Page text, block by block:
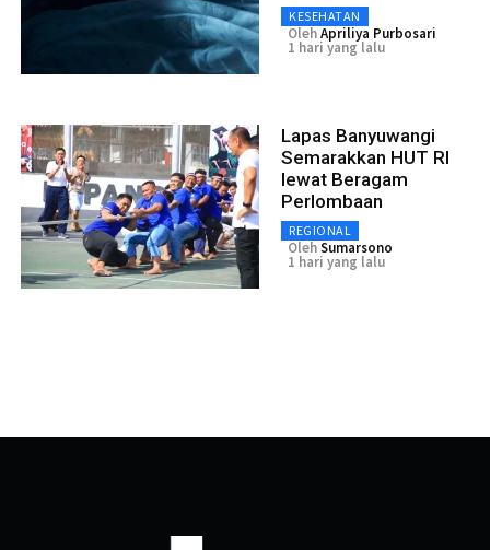
KESEHATAN
OlehApriliya Purbosari
1 hari yang lalu
Lapas Banyuwangi
Semarakkan HUT RI
lewat Beragam
Perlombaan
REGIONAL
OlehSumarsono
1 hari yang lalu